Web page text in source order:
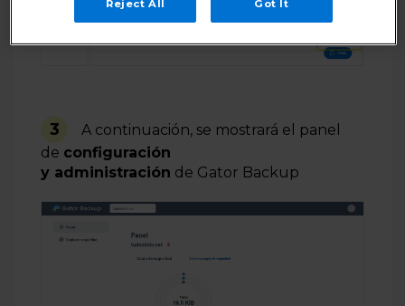
3 A continuación, se mostrará el
panel
de configuración
y administración de Gator Backup
Reject All Got It